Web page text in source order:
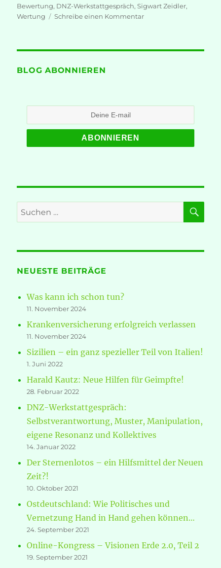
Bewertung, DNZ-Werkstattgespräch,Sigwart Zeidler,
Wertung
Schreibe einen Kommentarzu
BLOG ABONNIEREN
Suche
nach:
NEUESTE BEITRÄGE
Was kann ich schon tun?
11. November 2024
Krankenversicherung erfolgreich verlassen
11. November 2024
Sizilien – ein ganz spezieller Teil von Italien!
1. Juni 2022
Harald Kautz: Neue Hilfen für Geimpfte!
28. Februar 2022
DNZ-Werkstattgespräch:
Selbstverantwortung, Muster, Manipulation,
eigene Resonanz und Kollektives
14. Januar 2022
Der Sternenlotos – ein Hilfsmittel der Neuen
Zeit?!
10. Oktober 2021
Ostdeutschland: Wie Politisches und
Vernetzung Hand in Hand gehen können…
24. September 2021
Online-Kongress – Visionen Erde 2.0, Teil 2
19. September 2021